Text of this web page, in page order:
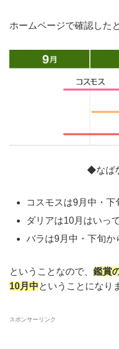
ホームページで確認した
◆なば
コスモスは9月中・
ダリアは10月はいっ
バラは9月中・下旬か
ということなので、 鑑賞
10月中ということになり
スポンサーリンク